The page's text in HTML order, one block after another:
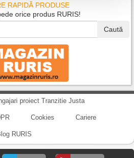
RAPIDĂ PRODUSE
orice produs RURIS!
Caută
proiect Tranzitie Justa
Cookies Cariere
RURIS